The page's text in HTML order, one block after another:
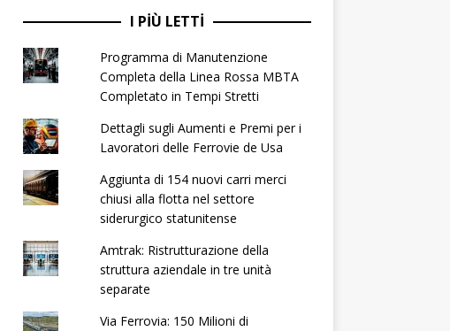
I PIÙ LETTI
Programma di Manutenzione
Completa della Linea Rossa MBTA
Completato in Tempi Stretti
Dettagli sugli Aumenti e Premi per i
Lavoratori delle Ferrovie de Usa
Aggiunta di 154 nuovi carri merci
chiusi alla flotta nel settore
siderurgico statunitense
Amtrak: Ristrutturazione della
struttura aziendale in tre unità
separate
Via Ferrovia: 150 Milioni di